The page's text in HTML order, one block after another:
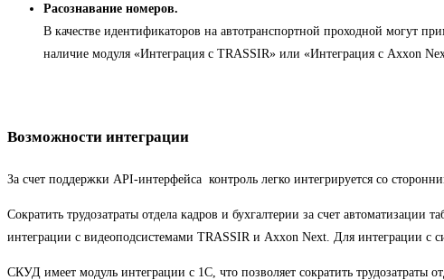
Расознавание номеров.
В качестве идентификаторов на автотранспортной проходной могут
наличие модуля «Интеграция с TRASSIR» или «Интеграция с Axxon
Возможности интеграции
За счет поддержки API-интерфейса контроль легко интегрируется со
Сократить трудозатраты отдела кадров и бухгалтерии за счет
интеграции с видеоподсистемами TRASSIR и Axxon Next. Для интеграции с
СКУД имеет модуль интеграции с 1С, что позволяет сократить трудозатраты